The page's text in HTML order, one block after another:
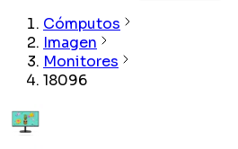
Cómputos
Imagen
Monitores
18096